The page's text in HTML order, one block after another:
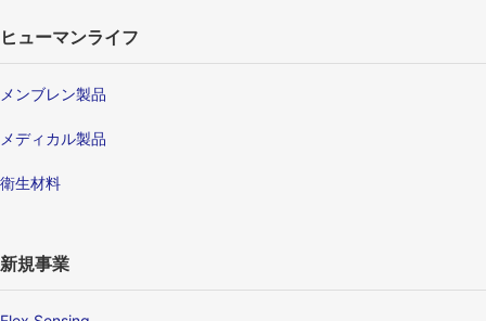
ヒューマンライフ
メンブレン製品
メディカル製品
衛生材料
新規事業